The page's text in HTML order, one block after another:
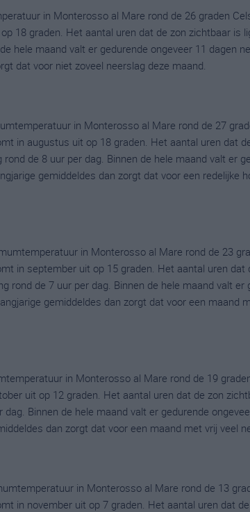
in Monterosso al Mare rond de 26 graden
18 graden. Het aantal uren dat de zon zichtbaar is
hele maand valt er gedurende ongeveer 11 dagen
dat voor niet zoveel neerslag deze maand.
in Monterosso al Mare rond de 27
in augustus uit op 18 graden. Het aantal uren dat
de 8 uur per dag. Binnen de hele maand valt er
gemiddeldes dan zorgt dat voor een redelijke
in Monterosso al Mare rond de 23
in september uit op 15 graden. Het aantal uren dat
rond de 7 uur per dag. Binnen de hele maand valt er
gemiddeldes dan zorgt dat voor een maand
in Monterosso al Mare rond de 19
uit op 12 graden. Het aantal uren dat de zon
Binnen de hele maand valt er gedurende
dan zorgt dat voor een maand met vrij veel
in Monterosso al Mare rond de 13
in november uit op 7 graden. Het aantal uren dat